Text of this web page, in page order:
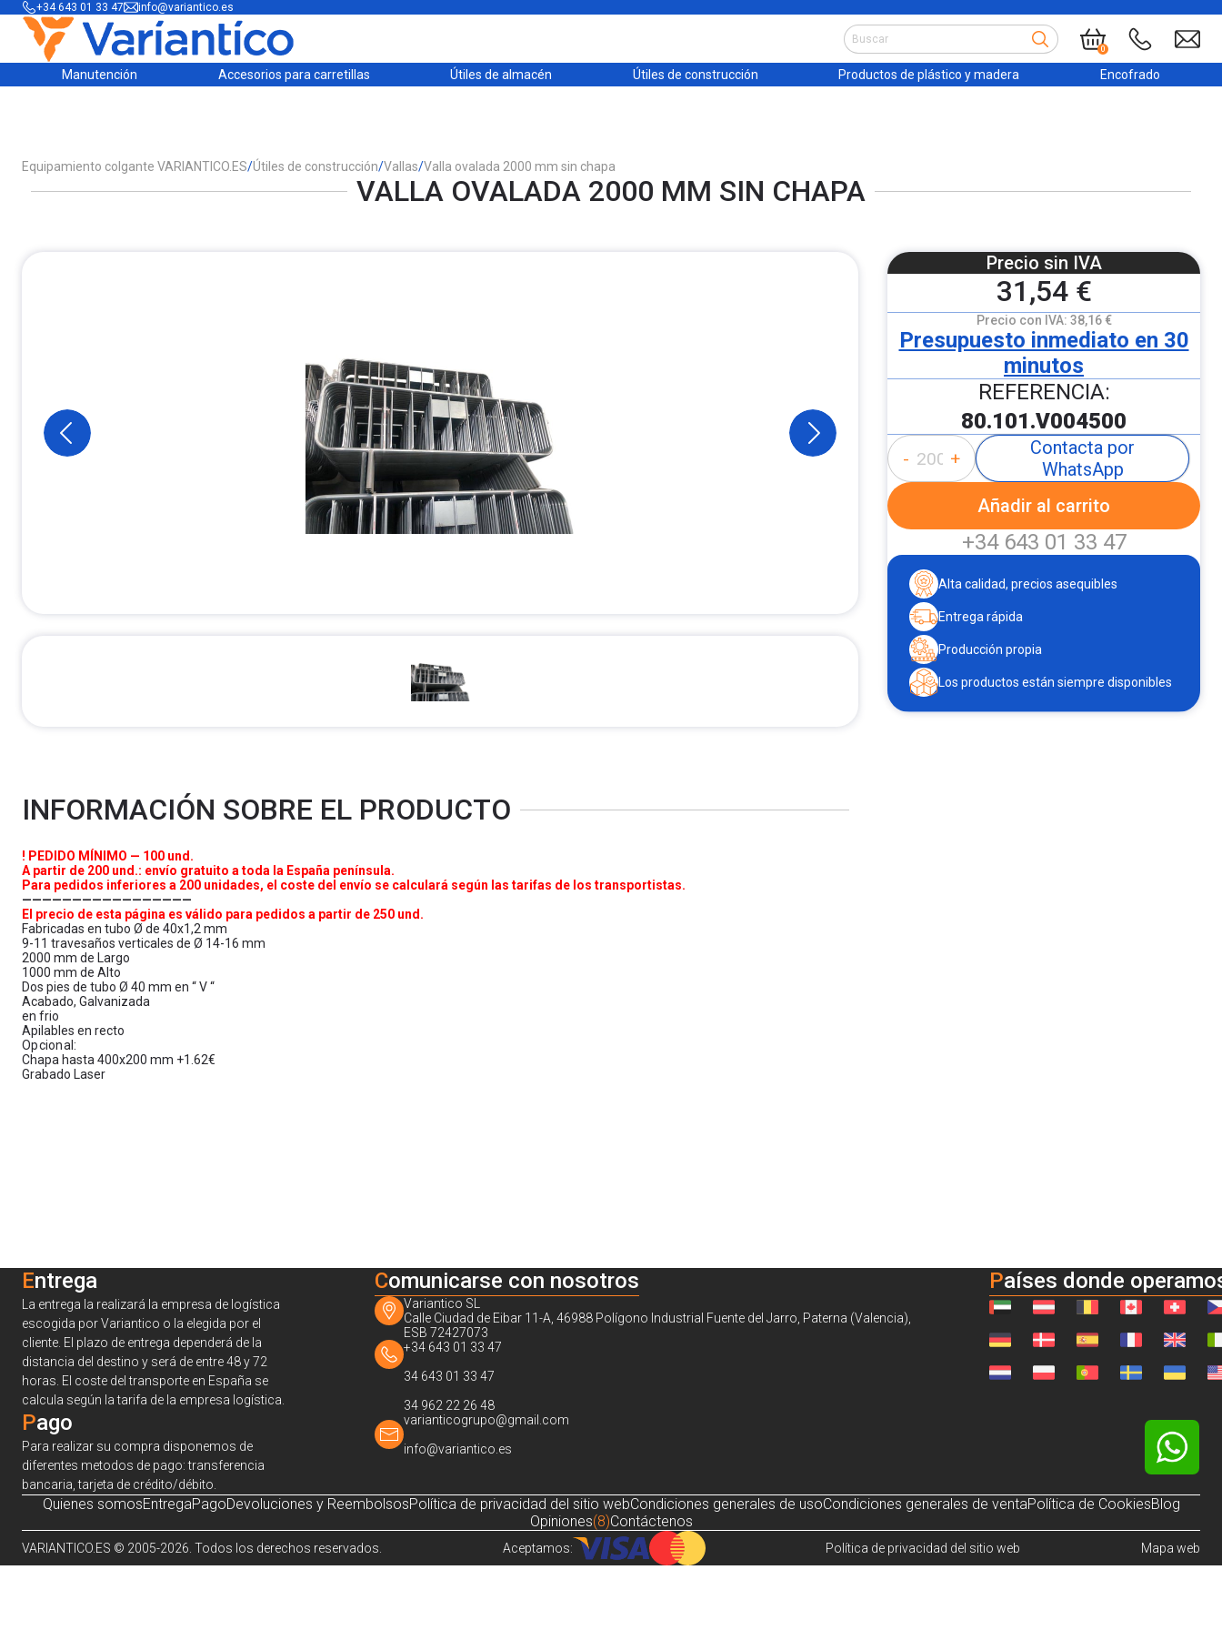
+34 643 01 33 47 info@variantico.es
0
Manutención Accesorios para carretillas Útiles de almacén Útiles de construcción Productos de plástico y madera Encofrado
Equipamiento colgante VARIANTICO.ES/Útiles de construcción/Vallas/Valla ovalada 2000 mm sin chapa
VALLA OVALADA 2000 MM SIN CHAPA
INFORMACIÓN SOBRE EL PRODUCTO
! PEDIDO MÍNIMO — 100 und.
A partir de 200 und.: envío gratuito a toda la España península.
Para pedidos inferiores a 200 unidades, el coste del envío se calculará según las tarifas de los transportistas.
—————————————————
El precio de esta página es válido para pedidos a partir de 250 und.
Fabricadas en tubo Ø de 40x1,2 mm
9-11 travesaños verticales de Ø 14-16 mm
2000 mm de Largo
1000 mm de Alto
Dos pies de tubo Ø 40 mm en “ V “
Acabado, Galvanizada
en frio
Apilables en recto
Opcional:
Chapa hasta 400x200 mm +1.62€
Grabado Laser
Precio sin IVA
31,54 €
Precio con IVA: 38,16 €
Presupuesto inmediato en 30
minutos
REFERENCIA:
80.101.V004500
- +
Contacta por
WhatsApp
Añadir al carrito
+34 643 01 33 47
Alta calidad, precios asequibles
Entrega rápida
Producción propia
Los productos están siempre disponibles
Entrega
La entrega la realizará la empresa de logística
escogida por Variantico o la elegida por el
cliente. El plazo de entrega dependerá de la
distancia del destino y será de entre 48 y 72
horas. El coste del transporte en España se
calcula según la tarifa de la empresa logística.
Pago
Para realizar su compra disponemos de
diferentes metodos de pago: transferencia
bancaria, tarjeta de crédito/débito.
Comunicarse con nosotros
Variantico SL
Calle Ciudad de Eibar 11-A, 46988 Polígono Industrial Fuente del Jarro, Paterna (Valencia),
ESB 72427073
+34 643 01 33 47
34 643 01 33 47
34 962 22 26 48
varianticogrupo@gmail.com
info@variantico.es
Países donde
Quienes somosEntregaPagoDevoluciones y ReembolsosPolítica de privacidad del sitio webCondiciones generales de usoCondiciones generales de ventaPolítica de CookiesBlog
Opiniones(8)Contáctenos
VARIANTICO.ES © 2005-2026. Todos los derechos reservados. Aceptamos: Política de privacidad del sitio web Mapa web